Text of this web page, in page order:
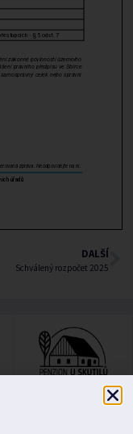
DALŠÍ
Schválený rozpočet 2025